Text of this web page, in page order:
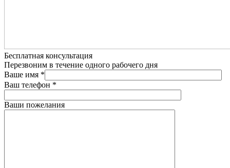
Бесплатная консультация
Перезвоним в течение одного рабочего дня
Ваше имя *
Ваш телефон *
Ваши пожелания